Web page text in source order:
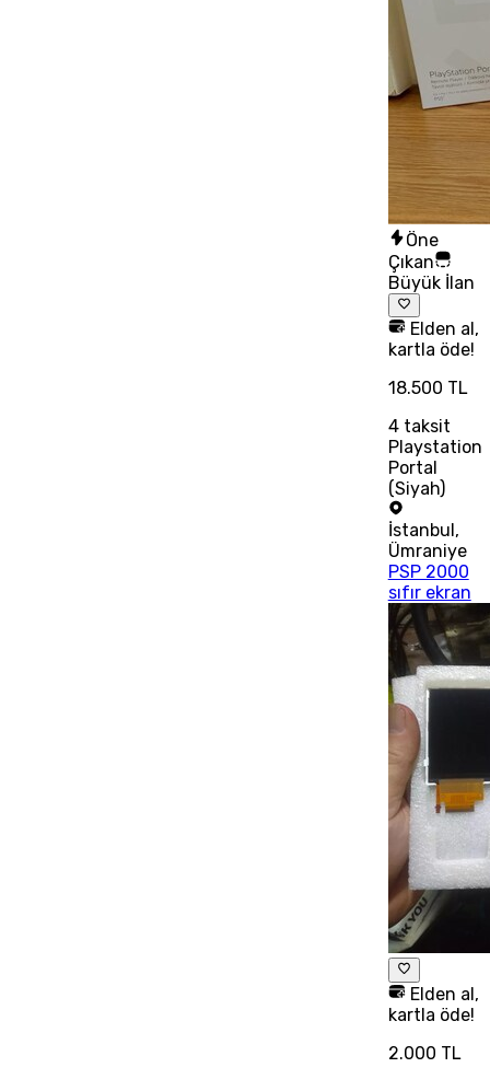
Öne
Çıkan
Büyük İlan
Elden al,
kartla öde!
18.500 TL
4taksit
Playstation
Portal
(Siyah)
İstanbul ,
Ümraniye
PSP 2000
sıfır ekran
Elden al,
kartla öde!
2.000 TL